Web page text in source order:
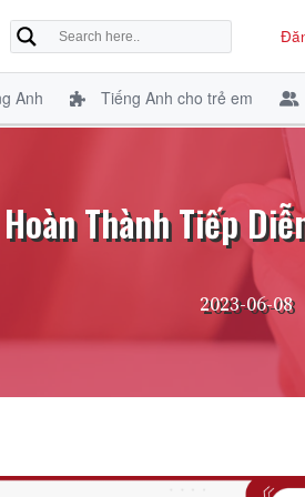
Anh Tiếng Anh cho trẻ em
Thành Tiếp
2023-06-08